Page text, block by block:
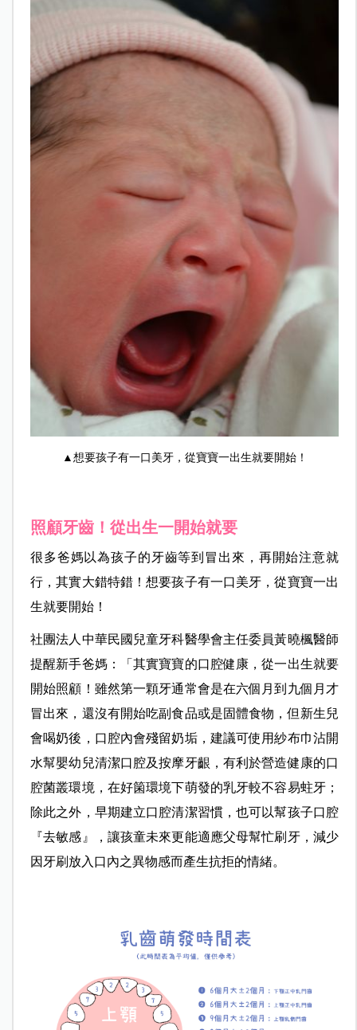
▲想要孩子有一口美牙，從寶寶一出生就要開始！
照顧牙齒！從出生一開始就要
很多爸媽以為孩子的牙齒等到冒出來，再開始注意就
行，其實大錯特錯！想要孩子有一口美牙，從寶寶一出
生就要開始！
社團法人中華民國兒童牙科醫學會主任委員黃曉楓醫師
提醒新手爸媽：「其實寶寶的口腔健康，從一出生就要
開始照顧！雖然第一顆牙通常會是在六個月到九個月才
冒出來，還沒有開始吃副食品或是固體食物，但新生兒
會喝奶後，口腔內會殘留奶垢，建議可使用紗布巾沾開
水幫嬰幼兒清潔口腔及按摩牙齦，有利於營造健康的口
腔菌叢環境，在好箘環境下萌發的乳牙較不容易蛀牙；
除此之外，早期建立口腔清潔習慣，也可以幫孩子口腔
『去敏感』，讓孩童未來更能適應父母幫忙刷牙，減少
因牙刷放入口內之異物感而產生抗拒的情緒。